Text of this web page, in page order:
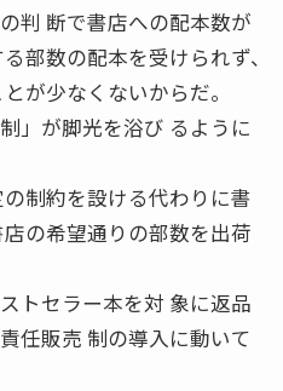
判 断で書店への配本数が
部数の配本を受けられず、
が少なくないからだ。
」が脚光を浴び るように
制約を設ける代わりに書
の希望通りの部数を出荷
トセラー本を対 象に返品
任販売 制の導入に動いて